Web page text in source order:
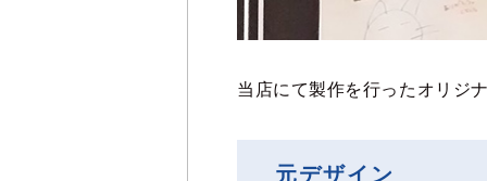
当店にて製作を行ったオリジ
元デザイン